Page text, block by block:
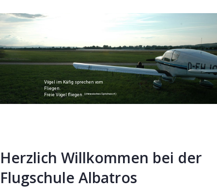
Vögel im Käfig sprechen vom
Fliegen.
Freie Vögel fliegen. (chinesisches Sprichwort)
Herzlich Willkommen bei der
Flugschule Albatros